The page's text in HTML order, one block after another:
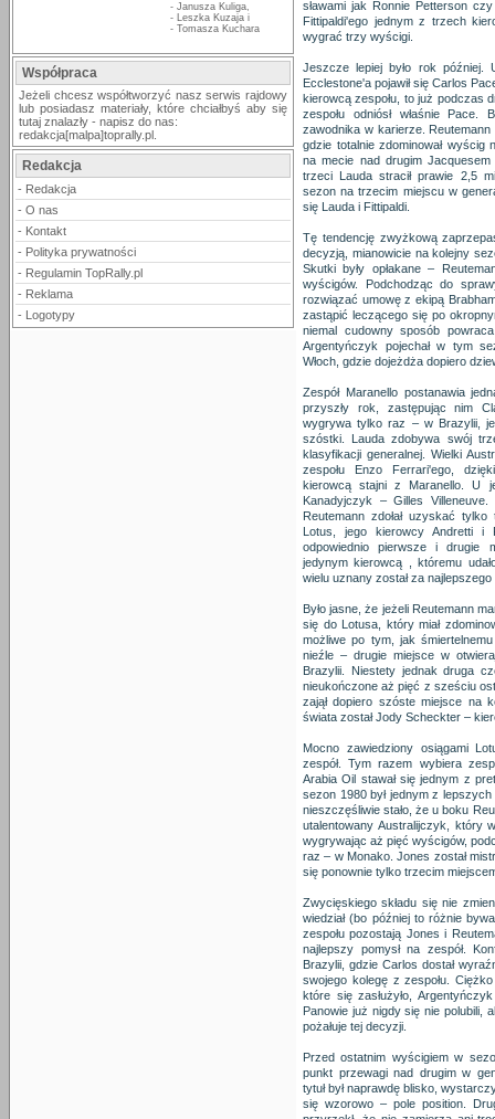
- Janusza Kuliga,
- Leszka Kuzaja i
- Tomasza Kuchara
Współpraca
Jeżeli chcesz współtworzyć nasz serwis rajdowy
lub posiadasz materiały, które chciałbyś aby się
tutaj znalazły - napisz do nas:
redakcja[malpa]toprally.pl.
Redakcja
- Redakcja
- O nas
- Kontakt
- Polityka prywatności
- Regulamin TopRally.pl
- Reklama
- Logotypy
sławami jak Ronnie Petterson
Fittipaldi'ego jednym z trzech
wygrać trzy wyścigi.
Jeszcze lepiej było rok później.
Ecclestone'a pojawił się Carlos
kierowcą zespołu, to już podczas
zespołu odniósł właśnie
zawodnika w karierze.
gdzie totalnie zdominował
na mecie nad drugim Jacquesem
trzeci Lauda stracił prawie 2,5
sezon na trzecim miejscu w
się Lauda i Fittipaldi.
Tę tendencję zwyżkową
decyzją, mianowicie na kolejny
Skutki były opłakane –
wyścigów. Podchodząc do
rozwiązać umowę z ekipą
zastąpić leczącego się po
niemal cudowny sposób
Argentyńczyk pojechał w tym
Włoch, gdzie dojeżdża dopiero
Zespół Maranello postanawia
przyszły rok, zastępując nim
wygrywa tylko raz – w Brazylii,
szóstki. Lauda zdobywa swój
klasyfikacji generalnej. Wielki
zespołu Enzo Ferrari'ego,
kierowcą stajni z Maranello. U
Kanadyjczyk – Gilles
Reutemann zdołał uzyskać
Lotus, jego kierowcy Andretti i
odpowiednio pierwsze i drugie
jedynym kierowcą , któremu
wielu uznany został za
Było jasne, że jeżeli Reutemann
się do Lotusa, który miał
możliwe po tym, jak
nieźle – drugie miejsce w
Brazylii. Niestety jednak druga
nieukończone aż pięć z sześciu
zajął dopiero szóste miejsce na
świata został Jody Scheckter –
Mocno zawiedziony osiągami
zespół. Tym razem wybiera
Arabia Oil stawał się jednym z
sezon 1980 był jednym z
nieszczęśliwie stało, że u boku
utalentowany Australijczyk, który
wygrywając aż pięć wyścigów,
raz – w Monako. Jones został
się ponownie tylko trzecim
Zwycięskiego składu się nie
wiedział (bo później to różnie
zespołu pozostają Jones i
najlepszy pomysł na zespół.
Brazylii, gdzie Carlos dostał
swojego kolegę z zespołu.
które się zasłużyło,
Panowie już nigdy się nie polubili,
pożałuje tej decyzji.
Przed ostatnim wyścigiem w
punkt przewagi nad drugim w
tytuł był naprawdę blisko,
się wzorowo – pole position.